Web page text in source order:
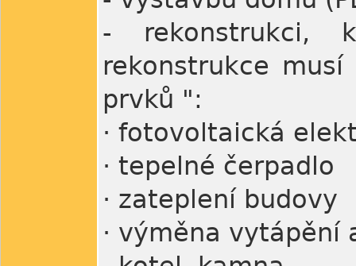
- rekonstrukci,
rekonstrukce
prvků ":
· fotovoltaická
· tepelné čerpadlo
· zateplení budovy
· výměna